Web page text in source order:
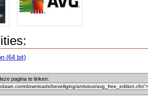
(64 bit)
pagina te linken: